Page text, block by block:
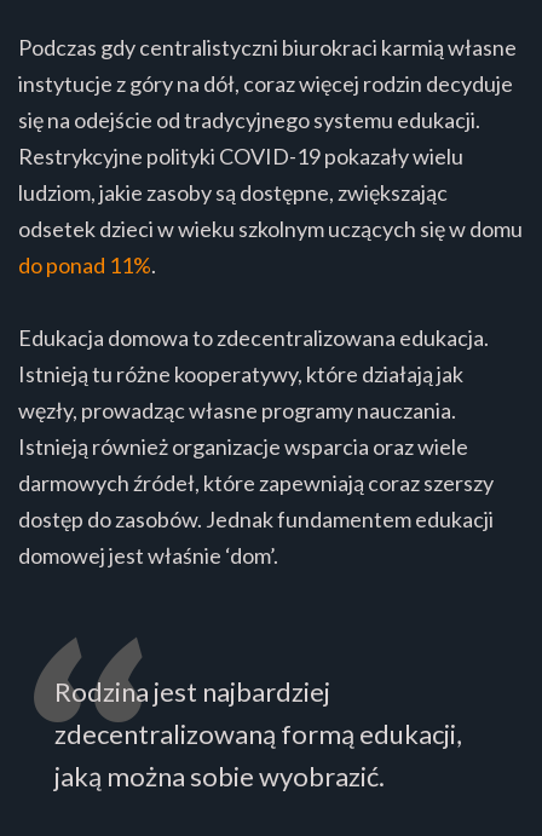
Podczas gdy centralistyczni biurokraci karmią własne
instytucje z góry na dół, coraz więcej rodzin decyduje
się na odejście od tradycyjnego systemu edukacji.
Restrykcyjne polityki COVID-19 pokazały wielu
ludziom, jakie zasoby są dostępne, zwiększając
odsetek dzieci w wieku szkolnym uczących się w domu
do ponad 11%.
Edukacja domowa to zdecentralizowana edukacja.
Istnieją tu różne kooperatywy, które działają jak
węzły, prowadząc własne programy nauczania.
Istnieją również organizacje wsparcia oraz wiele
darmowych źródeł, które zapewniają coraz szerszy
dostęp do zasobów. Jednak fundamentem edukacji
domowej jest właśnie ‘dom’.
Rodzina jest najbardziej
zdecentralizowaną formą edukacji,
jaką można sobie wyobrazić.